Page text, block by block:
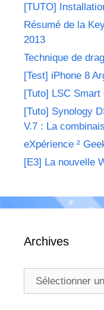
[TUTO]
Résumé de la
2013
Technique de
[Test] iPhone 8
[Tuto] LSC
[Tuto] Synology
V.7 : La
eXpérience ²
[E3] La nouvelle
Archives
Archives